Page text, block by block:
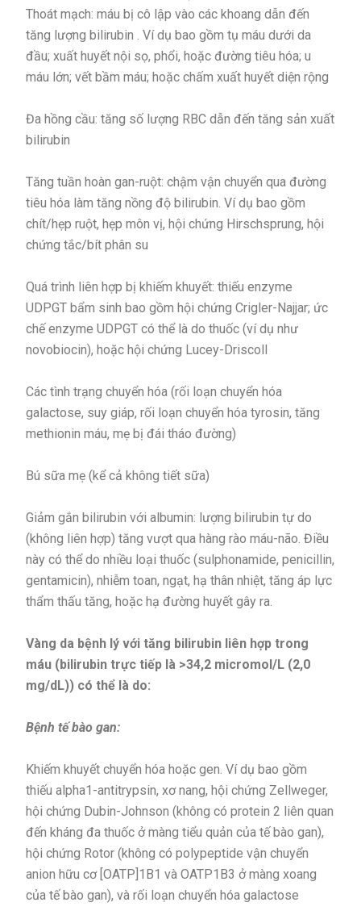
Thoát mạch: máu bị cô lập vào các khoang dẫn đến
tăng lượng bilirubin . Ví dụ bao gồm tụ máu dưới da
đầu; xuất huyết nội sọ, phổi, hoặc đường tiêu hóa; u
máu lớn; vết bầm máu; hoặc chấm xuất huyết diện rộng
Đa hồng cầu: tăng số lượng RBC dẫn đến tăng sản xuất
bilirubin
Tăng tuần hoàn gan-ruột: chậm vận chuyển qua đường
tiêu hóa làm tăng nồng độ bilirubin. Ví dụ bao gồm
chít/hẹp ruột, hẹp môn vị, hội chứng Hirschsprung, hội
chứng tắc/bít phân su
Quá trình liên hợp bị khiếm khuyết: thiếu enzyme
UDPGT bẩm sinh bao gồm hội chứng Crigler-Najjar; ức
chế enzyme UDPGT có thể là do thuốc (ví dụ như
novobiocin), hoặc hội chứng Lucey-Driscoll
Các tình trạng chuyển hóa (rối loạn chuyển hóa
galactose, suy giáp, rối loạn chuyển hóa tyrosin, tăng
methionin máu, mẹ bị đái tháo đường)
Bú sữa mẹ (kể cả không tiết sữa)
Giảm gắn bilirubin với albumin: lượng bilirubin tự do
(không liên hợp) tăng vượt qua hàng rào máu-não. Điều
này có thể do nhiều loại thuốc (sulphonamide, penicillin,
gentamicin), nhiễm toan, ngạt, hạ thân nhiệt, tăng áp lực
thẩm thấu tăng, hoặc hạ đường huyết gây ra.
Vàng da bệnh lý với tăng bilirubin liên hợp trong
máu (bilirubin trực tiếp là >34,2 micromol/L (2,0
mg/dL)) có thể là do:
Bệnh tế bào gan:
Khiếm khuyết chuyển hóa hoặc gen. Ví dụ bao gồm
thiếu alpha1-antitrypsin, xơ nang, hội chứng Zellweger,
hội chứng Dubin-Johnson (không có protein 2 liên quan
đến kháng đa thuốc ở màng tiểu quản của tế bào gan),
hội chứng Rotor (không có polypeptide vận chuyển
anion hữu cơ [OATP]1B1 và OATP1B3 ở màng xoang
của tế bào gan), và rối loạn chuyển hóa galactose